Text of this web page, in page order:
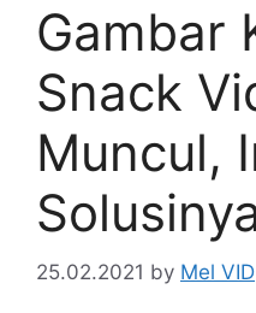
Gambar
Snack
Muncul,
25.02.2021 by Mel VID